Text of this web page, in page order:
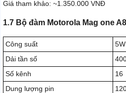
Giá tham khảo: ~1.350.000 VNĐ
1.7 Bộ đàm Motorola Mag one
Công suất
5W
Dải tần số
Số kênh
16
Dung lượng pin